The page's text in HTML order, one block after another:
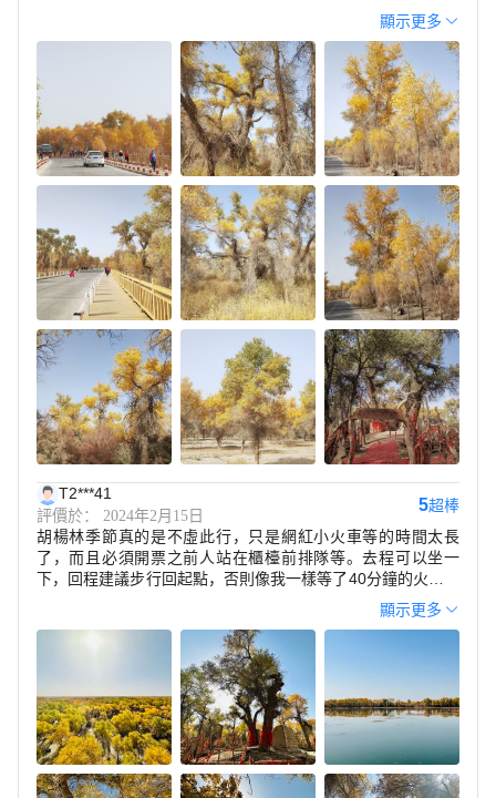
元，感覺有點坑，小火車的路程步行25分鐘左右，不值。裏面
也很一般。3、看胡楊林最佳地方，一個是第三站木棧道，2公
里路程，恭弘=叶 恭弘子基本都黃了，有秋天的味道。第二個
建議去的是也是緊接的第四站蒼涼古道，這裏都是年代比較久
的大胡楊樹，很壯觀。（終點往迴路線）
顯示更多
T2***41
評價於： 2024年2月15日
5超棒
胡楊林季節真的是不虛此行，只是網紅小火車等的時間太長
了，而且必須開票之前人站在櫃檯前排隊等。去程可以坐一
下，回程建議步行回起點，否則像我一樣等了40分鐘的火車再
慢悠悠的原路返回就會耽誤去其他觀景台。而且小火車現在不
像過去是環形的，所以真的到了裏面景色一般，除非你沿着鐵
軌步行剩餘的，大概有十公里左右，中途都是無人區沒信號，
我一個人就沒敢嘗試。其實其他的觀景台都可以看到遍地的景
色胡楊林，只要你去的時間對哪裡都漂亮的。
顯示更多